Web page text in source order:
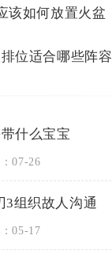
该如何放置火盆
位适合哪些阵容
什么宝宝
07-26
3组织故人沟通
05-17